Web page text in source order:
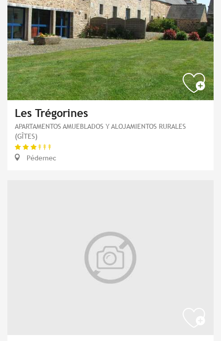
Les Trégorines
APARTAMENTOS AMUEBLADOS Y ALOJAMIENTOS RURALES
(GÎTES)
Pédernec